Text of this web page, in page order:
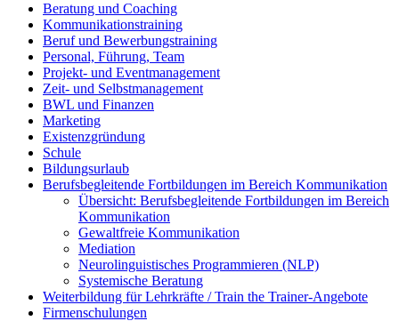
Beratung und Coaching
Kommunikationstraining
Beruf und Bewerbungstraining
Personal, Führung, Team
Projekt- und Eventmanagement
Zeit- und Selbstmanagement
BWL und Finanzen
Marketing
Existenzgründung
Schule
Bildungsurlaub
Berufsbegleitende Fortbildungen im Bereich Kommunikation
Übersicht: Berufsbegleitende Fortbildungen im Bereich
Kommunikation
Gewaltfreie Kommunikation
Mediation
Neurolinguistisches Programmieren (NLP)
Systemische Beratung
Weiterbildung für Lehrkräfte / Train the Trainer-Angebote
Firmenschulungen